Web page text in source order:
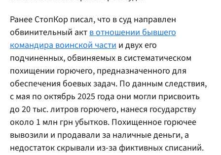
Ранее СтопКор писал, что в суд направлен
обвинительный актв отношении бывшего
командира воинской части и двух его
подчиненных, обвиняемых в систематическом
похищении горючего, предназначенного для
обеспечения боевых задач. По данным следствия,
с мая по октябрь 2025 года они могли присвоить
до 20 тыс. литров горючего, нанеся государству
около 1 млн грн убытков. Похищенное горючее
вывозили и продавали за наличные деньги, а
недостаток скрывали из-за фиктивных списаний.